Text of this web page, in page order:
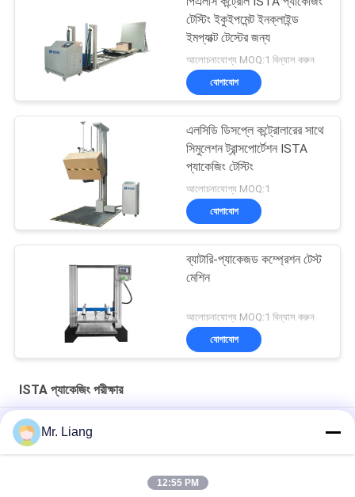
টেস্টিং ইকুইপমেন্ট ইনক্লাইন্ড
ইমপ্যাক্ট টেস্টের জন্য
আলোচনাযোগ্য MOQ:1 বিন্যাস করুন
যোগাযোগ
এলসিডি ডিসপ্লে কন্ট্রোলারের সাথে
সিমুলেশন ট্রান্সপোর্টেশন ISTA
প্যাকেজিং টেস্টিং
আলোচনাযোগ্য MOQ:1
যোগাযোগ
ব্যাটারি-প্যাকেজড কম্প্রেশন টেস্ট
মেশিন
আলোচনাযোগ্য MOQ:1 বিন্যাস করুন
যোগাযোগ
ISTA প্যাকেজিং পরীক্ষার
পিপি কন্ট্রোল সঙ্গে শক্ত কাগজ বক্স কম্প্রেশন পরীক্ষক ISTA প্যাকেজিং পরীক্ষার মেশিন
PLC Controller ISTA Package Testing Vibration Testing
Mr. Liang
12:55 PM